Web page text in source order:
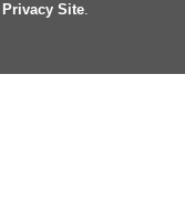
Privacy Site.